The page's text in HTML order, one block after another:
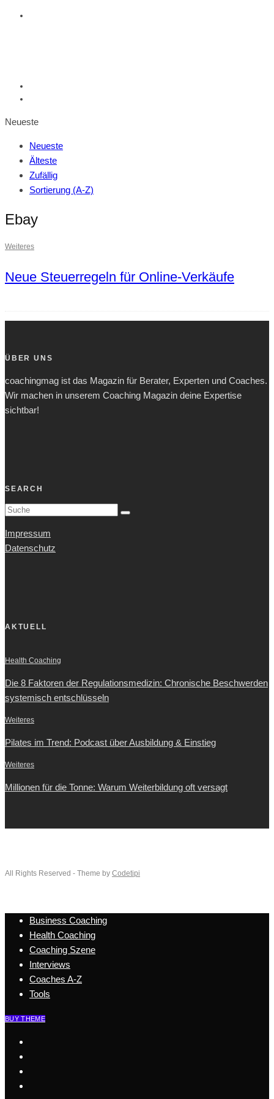
Neueste
Neueste
Älteste
Zufällig
Sortierung (A-Z)
Ebay
Weiteres
Neue Steuerregeln für Online-Verkäufe
ÜBER UNS
coachingmag ist das Magazin für Berater, Experten und Coaches.
Wir machen in unserem Coaching Magazin deine Expertise
sichtbar!
SEARCH
Impressum
Datenschutz
AKTUELL
Health Coaching
Die 8 Faktoren der Regulationsmedizin: Chronische Beschwerden
systemisch entschlüsseln
Weiteres
Pilates im Trend: Podcast über Ausbildung & Einstieg
Weiteres
Millionen für die Tonne: Warum Weiterbildung oft versagt
All Rights Reserved - Theme by Codetipi
Business Coaching
Health Coaching
Coaching Szene
Interviews
Coaches A-Z
Tools
BUY THEME